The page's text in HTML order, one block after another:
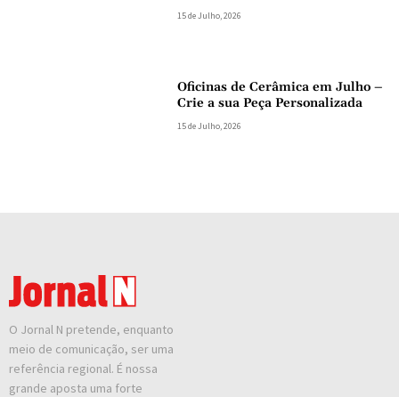
15 de Julho, 2026
Oficinas de Cerâmica em Julho –
Crie a sua Peça Personalizada
15 de Julho, 2026
O Jornal N pretende, enquanto
meio de comunicação, ser uma
referência regional. É nossa
grande aposta uma forte